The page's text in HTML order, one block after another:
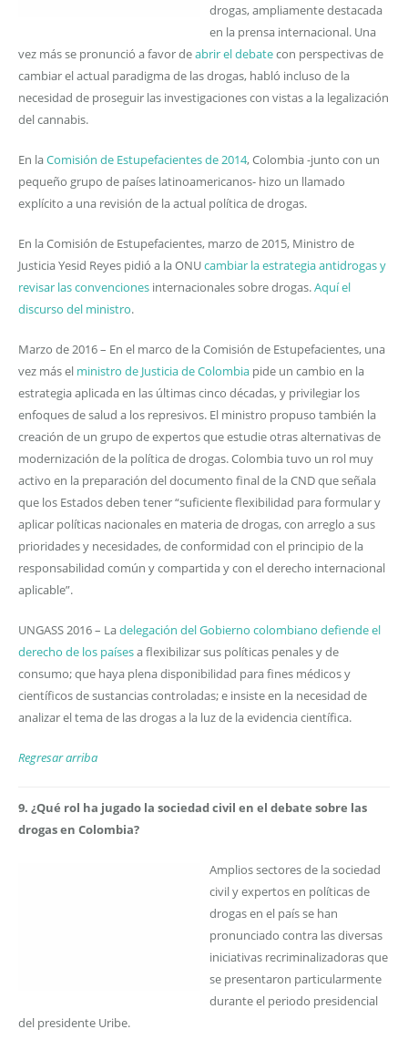
drogas, ampliamente destacada
en la prensa internacional. Una
vez más se pronunció a favor deabrir el debatecon perspectivas de
cambiar el actual paradigma de las drogas, habló incluso de la
necesidad de proseguir las investigaciones con vistas a la legalización
del cannabis.
En laComisión de Estupefacientes de 2014, Colombia -junto con un
pequeño grupo de países latinoamericanos- hizo un llamado
explícito a una revisión de la actual política de drogas.
En la Comisión de Estupefacientes, marzo de 2015, Ministro de
Justicia Yesid Reyes pidió a la ONUcambiar la estrategia antidrogas y
revisar las convenciones internacionales sobre drogas.Aquí el
discurso del ministro.
Marzo de 2016 – En el marco de la Comisión de Estupefacientes, una
vez más el ministro de Justicia de Colombia pide un cambio en la
estrategia aplicada en las últimas cinco décadas, y privilegiar los
enfoques de salud a los represivos. El ministro propuso también la
creación de un grupo de expertos que estudie otras alternativas de
modernización de la política de drogas. Colombia tuvo un rol muy
activo en la preparación del documento final de la CND que señala
que los Estados deben tener “suficiente flexibilidad para formular y
aplicar políticas nacionales en materia de drogas, con arreglo a sus
prioridades y necesidades, de conformidad con el principio de la
responsabilidad común y compartida y con el derecho internacional
aplicable”.
UNGASS 2016 – Ladelegación del Gobierno colombiano defiende el
derecho de los paísesa flexibilizar sus políticas penales y de
consumo; que haya plena disponibilidad para fines médicos y
científicos de sustancias controladas; e insiste en la necesidad de
analizar el tema de las drogas a la luz de la evidencia científica.
Regresar arriba
9. ¿Qué rol ha jugado la sociedad civil en el debate sobre las
drogas en Colombia?
Amplios sectores de la sociedad
civil y expertos en políticas de
drogas en el país se han
pronunciado contra las diversas
iniciativas recriminalizadoras que
se presentaron particularmente
durante el periodo presidencial
del presidente Uribe.